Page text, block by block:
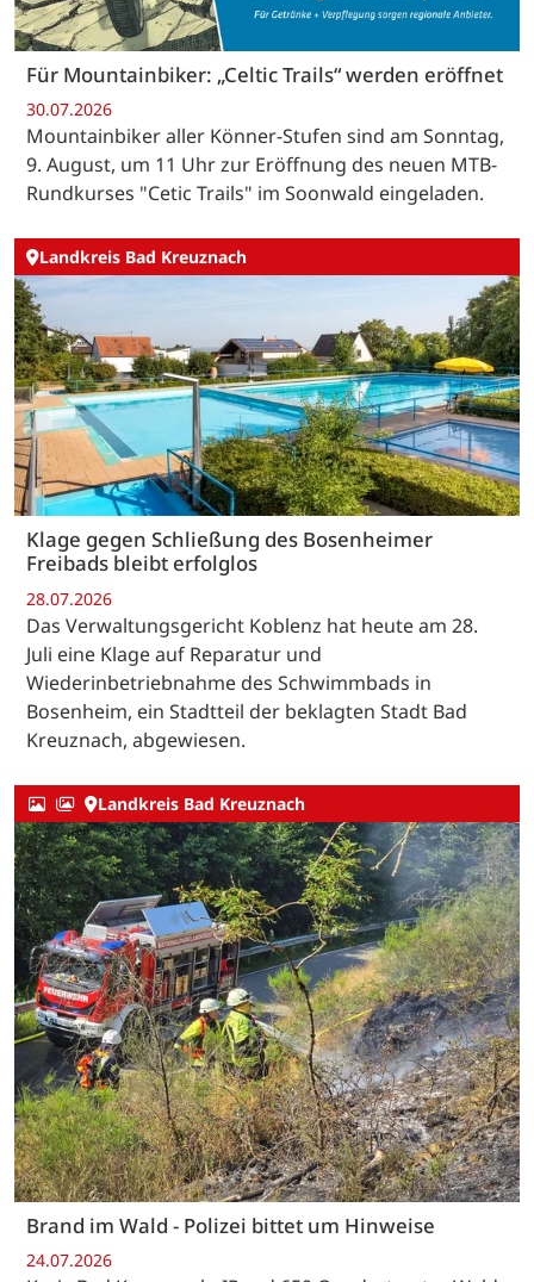
Für Mountainbiker: „Celtic Trails“ werden eröffnet
30.07.2026
Mountainbiker aller Könner-Stufen sind am Sonntag,
9. August, um 11 Uhr zur Eröffnung des neuen MTB-
Rundkurses "Cetic Trails" im Soonwald eingeladen.
Landkreis Bad Kreuznach
Klage gegen Schließung des Bosenheimer
Freibads bleibt erfolglos
28.07.2026
Das Verwaltungsgericht Koblenz hat heute am 28.
Juli eine Klage auf Reparatur und
Wiederinbetriebnahme des Schwimmbads in
Bosenheim, ein Stadtteil der beklagten Stadt Bad
Kreuznach, abgewiesen.
Landkreis Bad Kreuznach
Brand im Wald - Polizei bittet um Hinweise
24.07.2026